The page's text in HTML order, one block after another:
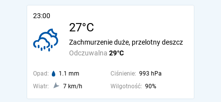
23:00
27°C
Odczuwalna 29°C
Zachmurzenie duże, przelotny deszcz
Opad: 1.1 mm Ciśnienie: 993 hPa
Wiatr:
7 km/h Wilgotność: 90%